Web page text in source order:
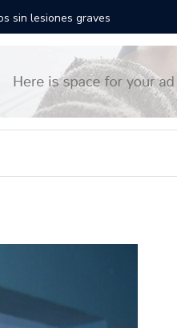
la fecha Todo